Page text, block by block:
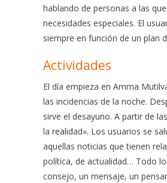
hablando de personas a las
necesidades especiales. El
siempre en función de un plan
Actividades
El día empieza en Amma
las incidencias de la noche.
sirve el desayuno. A partir de
la realidad». Los usuarios se
aquellas noticias que tienen
política, de actualidad… Todo
consejo, un mensaje, un